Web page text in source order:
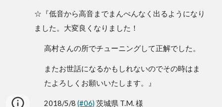
☆『低音から高音までまんべんなく出るようになり
ました。大変良くなりました！
高村さんの所でチューニングして正解でした。
またお世話になるかもしれないのでその時はま
たよろしくお願いいたします。』
2018/5/8 (#06) 茨城県 T.M. 様